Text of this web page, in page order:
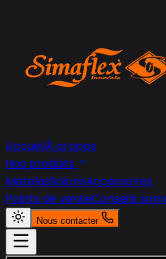
AccueilÀ propos
Nos produits
MatelasSalonsAccessoires
Points de venteConseils
Nous contacter